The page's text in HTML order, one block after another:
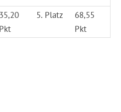
35,20
Pkt
5. Platz
68,55
Pkt